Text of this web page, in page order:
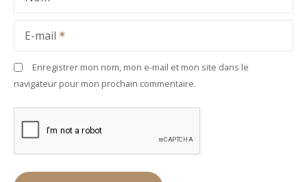
E-mail
Enregistrer mon nom, mon e-mail et mon site dans le
navigateur pour mon prochain commentaire.